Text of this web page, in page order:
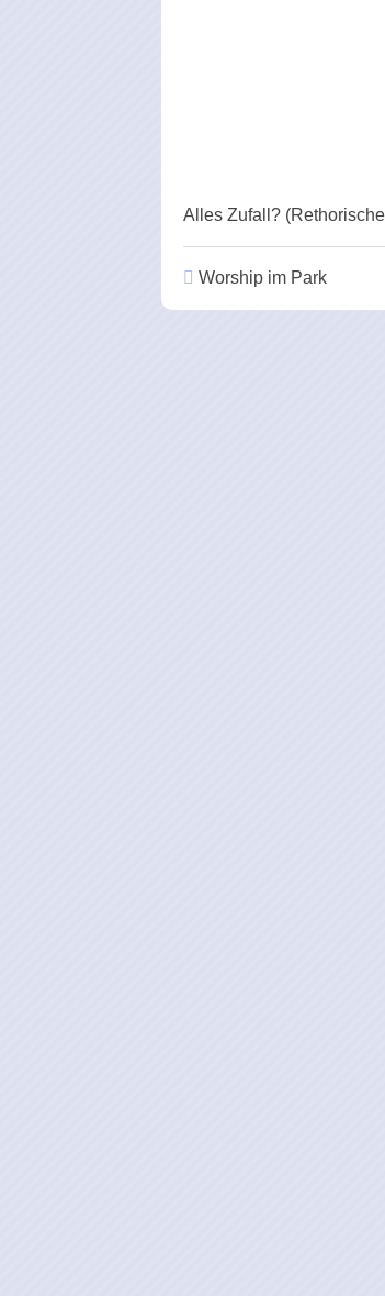
Alles Zufall?
Worship im Park